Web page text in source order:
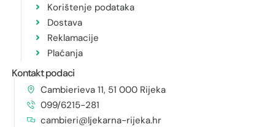
Korištenje podataka
Dostava
Reklamacije
Plaćanja
Kontakt podaci
Cambierieva 11, 51 000 Rijeka
099/6215-281
cambieri@ljekarna-rijeka.hr